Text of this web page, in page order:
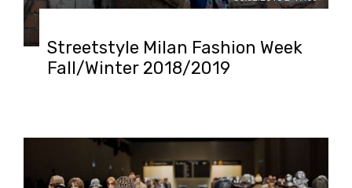
Streetstyle Milan Fashion Week
Fall/Winter 2018/2019